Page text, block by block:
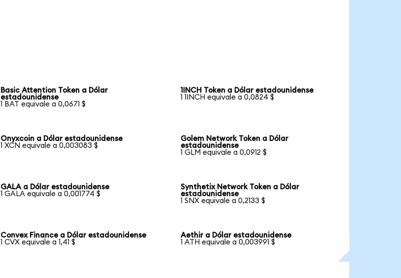
Basic Attention Token a Dólar
estadounidense
1 BAT equivale a 0,0671 $
1INCH Token a Dólar estadounidense
1 1INCH equivale a 0,0824 $
Onyxcoin a Dólar estadounidense
1 XCN equivale a 0,003083 $
Golem Network Token a Dólar
estadounidense
1 GLM equivale a 0,0912 $
GALA a Dólar estadounidense
1 GALA equivale a 0,001774 $
Synthetix Network Token a Dólar
estadounidense
1 SNX equivale a 0,2133 $
Convex Finance a Dólar estadounidense
1 CVX equivale a 1,41 $
Aethir a Dólar estadounidense
1 ATH equivale a 0,003991 $